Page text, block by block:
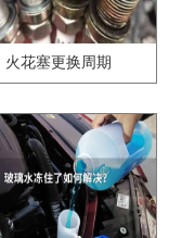
火花塞更换周期